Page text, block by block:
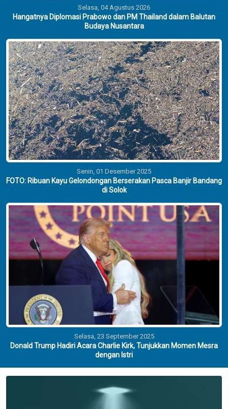
Selasa, 04 Agustus 2026
Hangatnya Diplomasi Prabowo dan PM Thailand dalam Balutan
Budaya Nusantara
Senin, 01 Desember 2025
FOTO: Ribuan Kayu Gelondongan Berserakan Pasca Banjir Bandang
di Solok
Selasa, 23 September 2025
Donald Trump Hadiri Acara Charlie Kirk, Tunjukkan Momen Mesra
dengan Istri